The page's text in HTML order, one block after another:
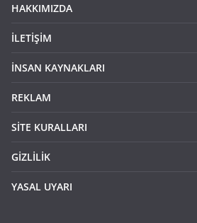
HAKKIMIZDA
İLETİŞİM
İNSAN KAYNAKLARI
REKLAM
SİTE KURALLARI
GİZLİLİK
YASAL UYARI